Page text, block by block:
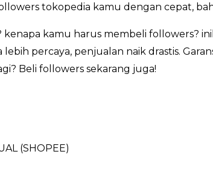
tokopedia kamu dengan cepat,
kamu harus membeli followers?
percaya, penjualan naik drastis.
Beli followers sekarang juga!
(SHOPEE)